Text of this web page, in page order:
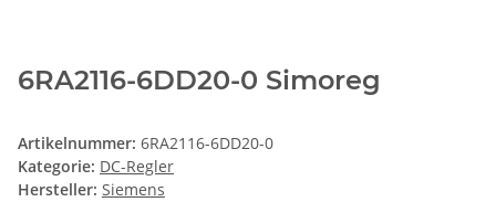
6RA2116-6DD20-0 Simoreg
Artikelnummer: 6RA2116-6DD20-0
Kategorie: DC-Regler
Hersteller: Siemens